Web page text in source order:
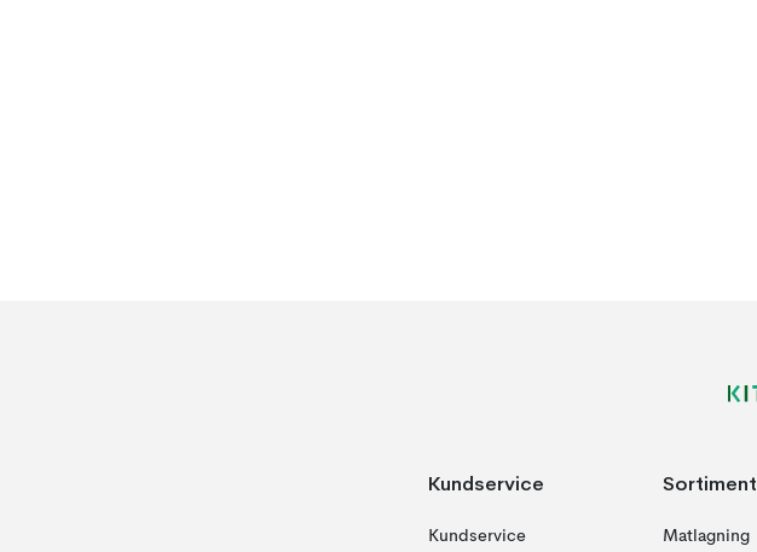
Kundservice
Kundservice
Sortiment
Matlagning